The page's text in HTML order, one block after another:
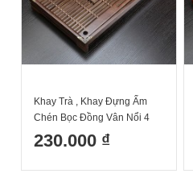
Khay Trà , Khay Đựng Ấm
Chén Bọc Đồng Vân Nổi 4
Góc Nhất Mã Phi Thiên Màu
Nâu Xám 43*28cm
230.000 ₫